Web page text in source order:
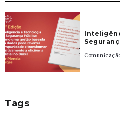
Tags